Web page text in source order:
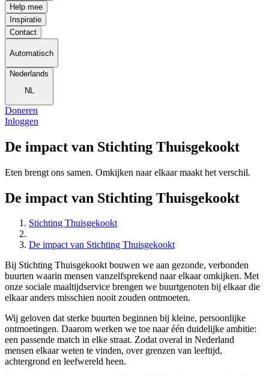
Help mee
Inspiratie
Contact
Automatisch
Nederlands
NL
Doneren
Inloggen
De impact van Stichting Thuisgekookt
Eten brengt ons samen. Omkijken naar elkaar maakt het verschil.
De impact van Stichting Thuisgekookt
Stichting Thuisgekookt
De impact van Stichting Thuisgekookt
Bij Stichting Thuisgekookt bouwen we aan gezonde, verbonden
buurten waarin mensen vanzelfsprekend naar elkaar omkijken. Met
onze sociale maaltijdservice brengen we buurtgenoten bij elkaar die
elkaar anders misschien nooit zouden ontmoeten.
Wij geloven dat sterke buurten beginnen bij kleine, persoonlijke
ontmoetingen. Daarom werken we toe naar één duidelijke ambitie:
een passende match in elke straat. Zodat overal in Nederland
mensen elkaar weten te vinden, over grenzen van leeftijd,
achtergrond en leefwereld heen.